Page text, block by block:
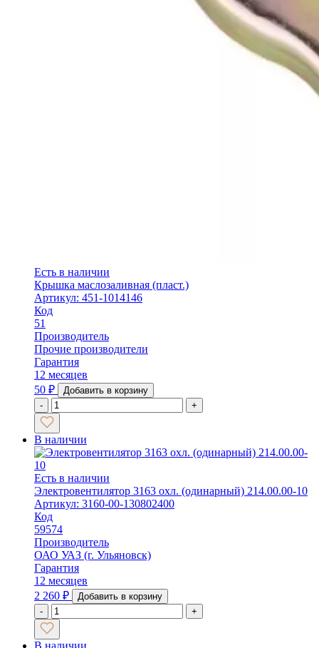
Есть в наличии
Крышка маслозаливная (пласт.)
Артикул: 451-1014146
Код
51
Производитель
Прочие производители
Гарантия
12 месяцев
50 ₽
Добавить в корзину
-
+
В наличии
Есть в наличии
Электровентилятор 3163 охл. (одинарный) 214.00.00-10
Артикул: 3160-00-130802400
Код
59574
Производитель
ОАО УАЗ (г. Ульяновск)
Гарантия
12 месяцев
2 260 ₽
Добавить в корзину
-
+
В наличии